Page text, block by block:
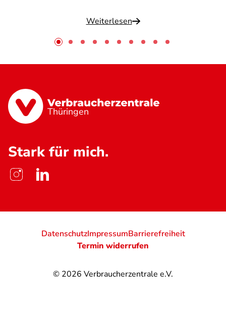
Weiterlesen
Thüringen
Stark für mich.
© 2026 Verbraucherzentrale e.V.
DatenschutzImpressumBarrierefreiheit
Termin widerrufen